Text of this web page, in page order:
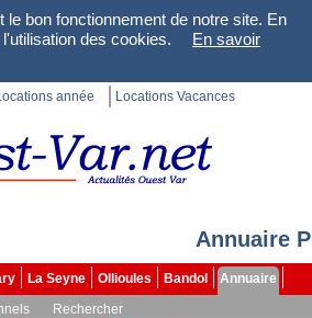
le bon fonctionnement de notre site. En
des cookies.
En savoir
année Locations Vacances
Annuaire
La Seyne Ollioules Bandol
Annuaire
Rechercher